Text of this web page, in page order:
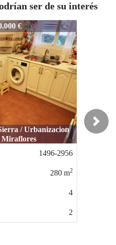
ser de su interés
505.000 €
Viejo / covecan
1502-cv2959
231
Next